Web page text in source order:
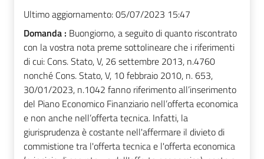
Ultimo aggiornamento:05/07/2023 15:47
Domanda : Buongiorno, a seguito di quanto riscontrato
con la vostra nota preme sottolineare che i riferimenti
di cui: Cons. Stato, V, 26 settembre 2013, n.4760
nonché Cons. Stato, V, 10 febbraio 2010, n. 653,
30/01/2023, n.1042 fanno riferimento all’inserimento
del Piano Economico Finanziario nell’offerta economica
e non anche nell’offerta tecnica. Infatti, la
giurisprudenza è costante nell'affermare il divieto di
commistione tra l'offerta tecnica e l'offerta economica